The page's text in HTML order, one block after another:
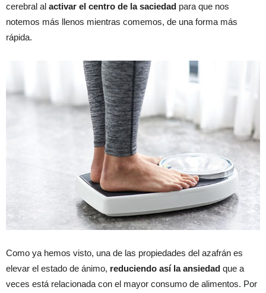
cerebral al activar el centro de la saciedad para que nos
notemos más llenos mientras comemos, de una forma más
rápida.
Como ya hemos visto, una de las propiedades del azafrán es
elevar el estado de ánimo, reduciendo así la ansiedad que a
veces está relacionada con el mayor consumo de alimentos. Por